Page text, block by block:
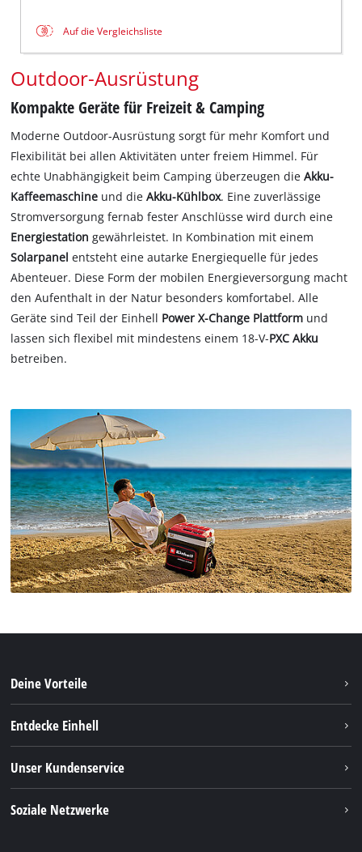
Auf die Vergleichsliste
Outdoor-Ausrüstung
Kompakte Geräte für Freizeit & Camping
Moderne Outdoor-Ausrüstung sorgt für mehr Komfort und
Flexibilität bei allen Aktivitäten unter freiem Himmel. Für
echte Unabhängigkeit beim Camping überzeugen dieAkku-
Kaffeemaschine und dieAkku-Kühlbox. Eine zuverlässige
Stromversorgung fernab fester Anschlüsse wird durch eine
Energiestation gewährleistet. In Kombination mit einem
Solarpanel entsteht eine autarke Energiequelle für jedes
Abenteuer. Diese Form der mobilen Energieversorgung macht
den Aufenthalt in der Natur besonders komfortabel. Alle
Geräte sind Teil der Einhell Power X-Change Plattform und
lassen sich flexibel mit mindestens einem 18-V-PXC Akku
betreiben.
Deine Vorteile
Entdecke Einhell
Einhell Germany AG
Unser Kundenservice
Soziale Netzwerke